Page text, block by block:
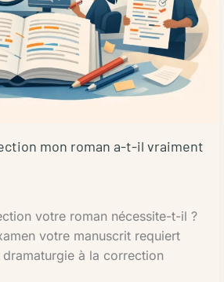
mon roman a-t-il vraiment
votre roman nécessite-t-il ?
votre manuscrit requiert
dramaturgie à la correction